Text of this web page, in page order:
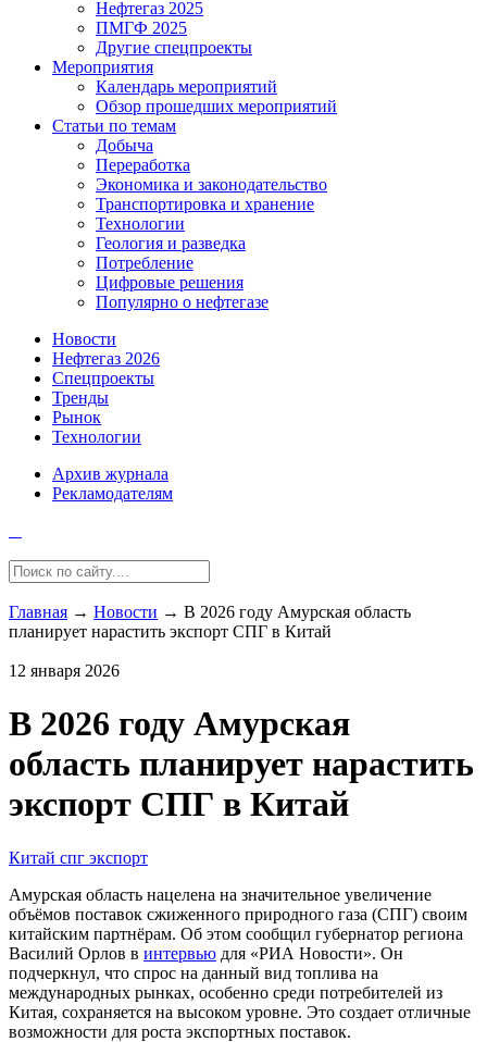
Нефтегаз 2025
ПМГФ 2025
Другие спецпроекты
Мероприятия
Календарь мероприятий
Обзор прошедших мероприятий
Статьи по темам
Добыча
Переработка
Экономика и законодательство
Транспортировка и хранение
Технологии
Геология и разведка
Потребление
Цифровые решения
Популярно о нефтегазе
Новости
Нефтегаз 2026
Спецпроекты
Тренды
Рынок
Технологии
Архив журнала
Рекламодателям
Главная → Новости → В 2026 году Амурская область
планирует нарастить экспорт СПГ в Китай
12 января 2026
В 2026 году Амурская
область планирует нарастить
экспорт СПГ в Китай
Китай спг экспорт
Амурская область нацелена на значительное увеличение
объёмов поставок сжиженного природного газа (СПГ) своим
китайским партнёрам. Об этом сообщил губернатор региона
Василий Орлов в интервью для «РИА Новости». Он
подчеркнул, что спрос на данный вид топлива на
международных рынках, особенно среди потребителей из
Китая, сохраняется на высоком уровне. Это создает отличные
возможности для роста экспортных поставок.